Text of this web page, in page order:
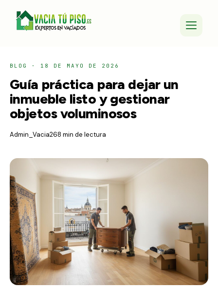
BLOG · 18 DE MAYO DE 2026
Guía práctica para dejar un
inmueble listo y gestionar
objetos voluminosos
Admin_Vacia268 min de lectura